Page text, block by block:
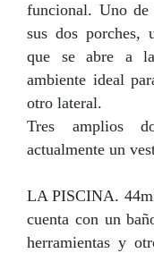
funcional. Uno de
sus dos porches,
que se abre a
ambiente ideal
otro lateral.
Tres amplios
actualmente un
LA PISCINA.
cuenta con un
herramientas y